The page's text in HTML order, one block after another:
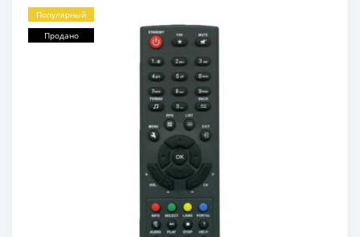
Популярный
Продано